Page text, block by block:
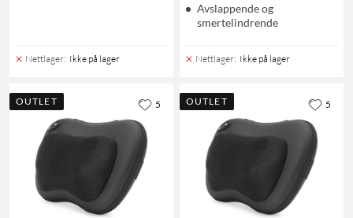
Nettlager: Ikke på lager
Avslappende og
smertelindrende
Nettlager: Ikke på lager
OUTLET 5 OUTLET 5